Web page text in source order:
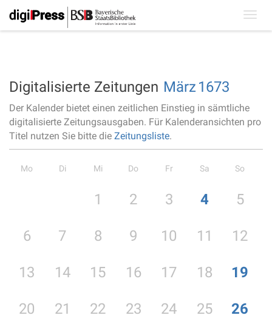
Digitalisierte Zeitungen März 1673
Der Kalender bietet einen zeitlichen Einstieg in sämtliche
digitalisierte Zeitungsausgaben. Für Kalenderansichten pro
Titel nutzen Sie bitte die Zeitungsliste.
Mo Di Mi Do Fr Sa So
1 2 3 4 5
6 7 8 9 10 11 12
13 14 15 16 17 18 19
20 21 22 23 24 25 26